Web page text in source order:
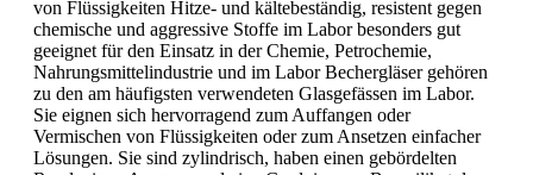
von Flüssigkeiten Hitze- und kältebeständig, resistent gegen
chemische und aggressive Stoffe im Labor besonders gut
geeignet für den Einsatz in der Chemie, Petrochemie,
Nahrungsmittelindustrie und im Labor Bechergläser gehören
zu den am häufigsten verwendeten Glasgefässen im Labor.
Sie eignen sich hervorragend zum Auffangen oder
Vermischen von Flüssigkeiten oder zum Ansetzen einfacher
Lösungen. Sie sind zylindrisch, haben einen gebördelten